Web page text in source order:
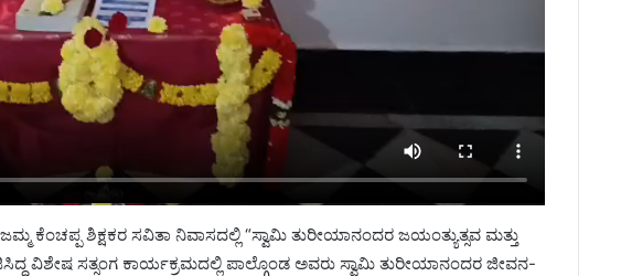
ಕೆಂಚಪ್ಪ ಶಿಕ್ಷಕರ ಸವಿತಾ ನಿವಾಸದಲ್ಲಿ “ಸ್ವಾಮಿ ತುರೀಯಾನಂದರ ಜಯಂತ್ಯುತ್ಸವ ಮತ್ತು
ವಿಶೇಷ ಸತ್ಸಂಗ ಕಾರ್ಯಕ್ರಮದಲ್ಲಿ ಪಾಲ್ಗೊಂಡ ಅವರು ಸ್ವಾಮಿ ತುರೀಯಾನಂದರ ಜೀವನ-